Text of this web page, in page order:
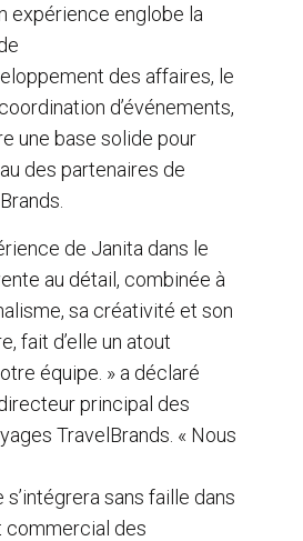
expérience englobe la
des affaires, le
d’événements,
une base solide pour
des partenaires de
de Janita dans le
au détail, combinée à
sa créativité et son
fait d’elle un atout
équipe. » a déclaré
principal des
TravelBrands. « Nous
s’intégrera sans faille dans
commercial des